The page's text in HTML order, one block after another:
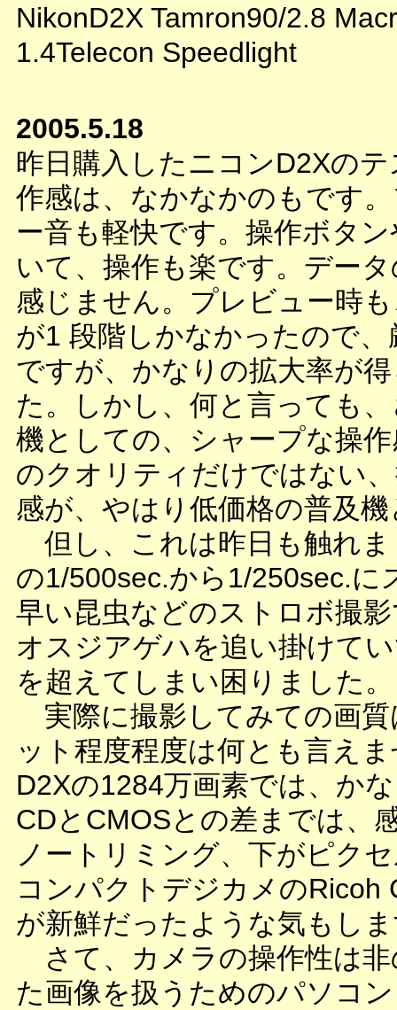
NikonD2X Tamron90/2.8
1.4Telecon Speedlight
2005.5.18
昨日購入したニコンD2Xの
作感は、なかなかのもです
ー音も軽快です。操作ボタ
いて、操作も楽です。デー
感じません。プレビュー時
が1 段階しかなかったので
ですが、かなりの拡大率が
た。しかし、何と言っても
機としての、シャープな操
のクオリティだけではない
感が、やはり低価格の普及
但し、これは昨日も触れ
の1/500sec.から1/250sec.
早い昆虫などのストロボ撮
オスジアゲハを追い掛けて
を超えてしまい困りました。
実際に撮影してみての画
ット程度程度は何とも言え
D2Xの1284万画素では、か
CDとCMOSとの差までは、
ノートリミング、下がピク
コンパクトデジカメのRicoh
が新鮮だったような気もし
さて、カメラの操作性は
た画像を扱うためのパソコ